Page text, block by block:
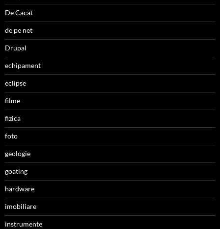
De Cacat
de pe net
Drupal
echipament
eclipse
filme
fizica
foto
geologie
goating
hardware
imobiliare
instrumente